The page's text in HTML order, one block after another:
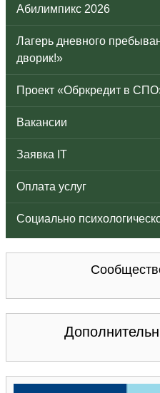
Абилимпикс 2026
Лагерь дневного
дворик!»
Проект «Обркредит в
Вакансии
Заявка IT
Оплата услуг
Социально